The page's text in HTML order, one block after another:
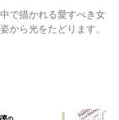
で描かれる愛すべき女
から光をたどります。